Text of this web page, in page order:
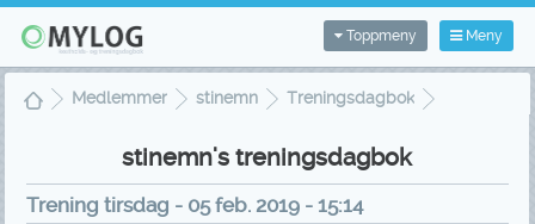
Meny
Toppmeny
Medlemmer stinemn
Treningsdagbok
stinemn's treningsdagbok
Trening tirsdag - 05 feb. 2019 - 15:14